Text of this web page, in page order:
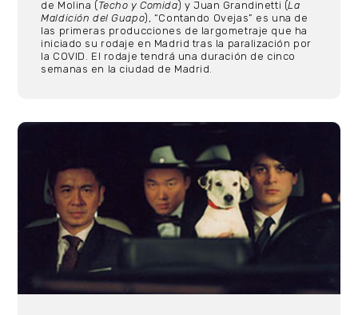
de Molina ( Techo y Comida) y Juan Grandinetti (La
Maldición del Guapo), “Contando Ovejas” es una de
las primeras producciones de largometraje que ha
iniciado su rodaje en Madrid tras la paralización por
la COVID. El rodaje tendrá una duración de cinco
semanas en la ciudad de Madrid.